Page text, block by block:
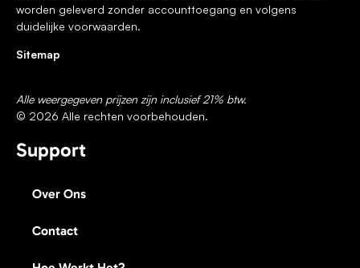
worden geleverd zonder accounttoegang en volgens
duidelijke voorwaarden.
Sitemap
Alle weergegeven prijzen zijn inclusief 21% btw.
© 2026 Alle rechten voorbehouden.
Support
Over Ons
Contact